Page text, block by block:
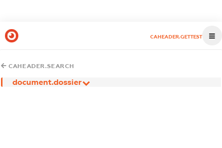
CAHEADER.GETTEST
CAHEADER.SEARCH
document.dossier